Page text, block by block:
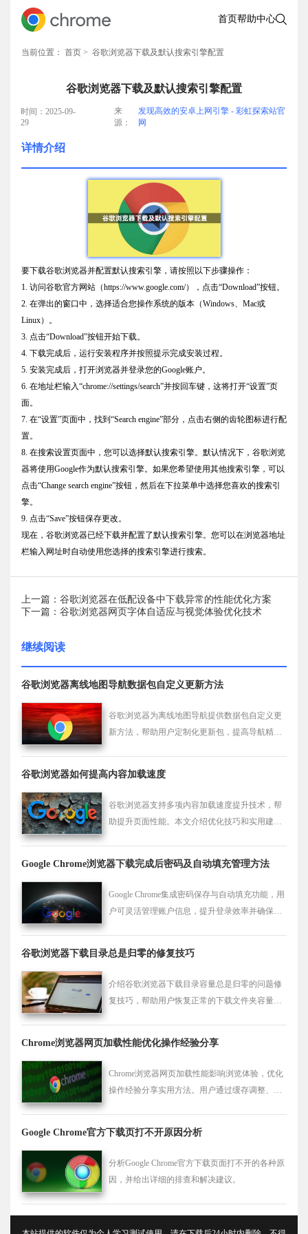
首页帮助中心
当前位置： 首页 > 谷歌浏览器下载及默认搜索引擎配置
谷歌浏览器下载及默认搜索引擎配置
时间：2025-09-
29
来
源：
发现高效的安卓上网引擎 - 彩虹探索站官
网
详情介绍
要下载谷歌浏览器并配置默认搜索引擎，请按照以下步骤操作：
1. 访问谷歌官方网站（https://www.google.com/），点击“Download”按钮。
2. 在弹出的窗口中，选择适合您操作系统的版本（Windows、Mac或
Linux）。
3. 点击“Download”按钮开始下载。
4. 下载完成后，运行安装程序并按照提示完成安装过程。
5. 安装完成后，打开浏览器并登录您的Google账户。
6. 在地址栏输入“chrome://settings/search”并按回车键，这将打开“设置”页
面。
7. 在“设置”页面中，找到“Search engine”部分，点击右侧的齿轮图标进行配
置。
8. 在搜索设置页面中，您可以选择默认搜索引擎。默认情况下，谷歌浏览
器将使用Google作为默认搜索引擎。如果您希望使用其他搜索引擎，可以
点击“Change search engine”按钮，然后在下拉菜单中选择您喜欢的搜索引
擎。
9. 点击“Save”按钮保存更改。
现在，谷歌浏览器已经下载并配置了默认搜索引擎。您可以在浏览器地址
栏输入网址时自动使用您选择的搜索引擎进行搜索。
上一篇：谷歌浏览器在低配设备中下载异常的性能优化方案
下一篇：谷歌浏览器网页字体自适应与视觉体验优化技术
继续阅读
谷歌浏览器离线地图导航数据包自定义更新方法
谷歌浏览器为离线地图导航提供数据包自定义更
新方法，帮助用户定制化更新包，提高导航精确
谷歌浏览器如何提高内容加载速度
谷歌浏览器支持多项内容加载速度提升技术，帮
助提升页面性能。本文介绍优化技巧和实用建
Google Chrome浏览器下载完成后密码及自动填充管理方法
Google Chrome集成密码保存与自动填充功能，用
户可灵活管理账户信息，提升登录效率并确保数
谷歌浏览器下载目录总是归零的修复技巧
介绍谷歌浏览器下载目录容量总是归零的问题修
复技巧，帮助用户恢复正常的下载文件夹容量显
Chrome浏览器网页加载性能优化操作经验分享
Chrome浏览器网页加载性能影响浏览体验，优化
操作经验分享实用方法。用户通过缓存调整、插
Google Chrome官方下载页打不开原因分析
分析Google Chrome官方下载页面打不开的各种原
因，并给出详细的排查和解决建议。